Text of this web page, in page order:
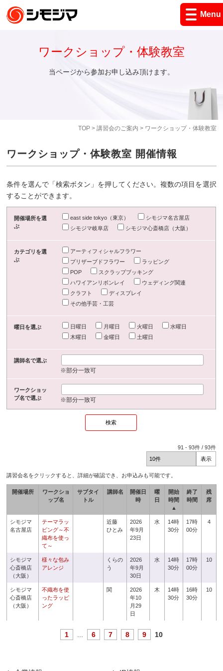
Menu
TOP> 講習会のご案内 > ワークショップ・体験教室
ワークショップ・体験教室
当ページから参加お申し込み頂けます。
ワークショップ・体験教室 開催情報
条件を選んで「検索ボタン」を押してください。複数の項目を選択
することができます。
開催場所を選
ぶ
east side tokyo（東京）
シモジマ名古屋店
シモジマ岐阜店
シモジマ心斎橋店（大阪）
カテゴリを選
ぶ
アーティフィシャルフラワー
プリザーブドフラワー
ラッピング
POP
スクラップブッキング
ハワイアンリボンレイ
ウェディング関連
クラフト
ディスプレイ
その他手芸・工芸
曜日を選ぶ 日曜日 月曜日 火曜日
水曜日
木曜日
金曜日 土曜日
講師名で選ぶ
※部分一致可
ワークショッ
プ名で選ぶ
※部分一致可
91 -93件 /93件
講習会名をクリックすると、詳細が確認でき、お申込みも可能です。
開催場所
ワークショ
ップ名
サブタイ
トル
講師名
開催日
時
曜
日
開始
時間
▲
終了
時間
残
席
シモジマ
名古屋店
テーマラッ
ピング～不
織布を使っ
て～
近藤
ひとみ
2026
年9月
23日
水
14時
30分
17時
00分
4
シモジマ
心斎橋店
（大阪）
様々な包み
アレンジ
くらの
う
2026
年9月
30日
水
14時
30分
17時
00分
10
シモジマ
心斎橋店
（大阪）
不織布を使
ったラッピ
ング
関
2026
年10
月29
日
木
14時
30分
16時
30分
10
1 6 7 8 9 10